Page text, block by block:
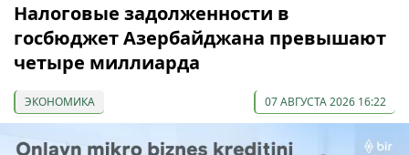
Налоговые задолженности в
госбюджет Азербайджана превышают
четыре миллиарда
ЭКОНОМИКА 07 АВГУСТА 2026 16:22